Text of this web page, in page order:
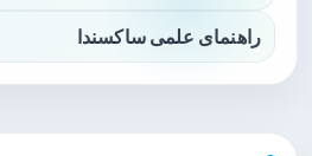
راهنمای علمی ساکسندا